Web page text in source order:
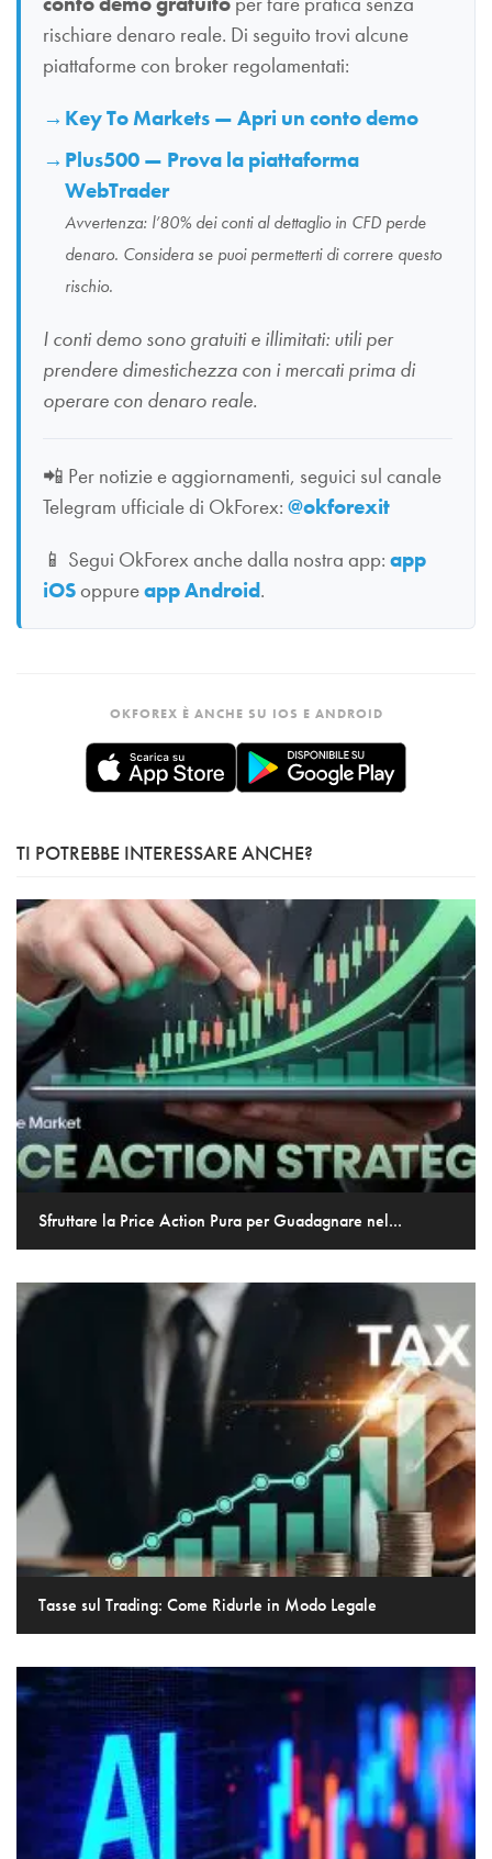
rischiare denaro reale. Di seguito trovi alcune
piattaforme con broker regolamentati:
Key To Markets — Apri un conto demo
Plus500 — Prova la piattaforma
WebTrader
Avvertenza: l’80% dei conti al dettaglio in CFD perde
denaro. Considera se puoi permetterti di correre questo
rischio.
I conti demo sono gratuiti e illimitati: utili per
prendere dimestichezza con i mercati prima di
operare con denaro reale.
📲 Per notizie e aggiornamenti, seguici sul canale
Telegram ufficiale di OkForex: @okforexit
📱 Segui OkForex anche dalla nostra app: app
iOSoppureapp Android.
OKFOREX È ANCHE SU IOS E ANDROID
TI POTREBBE INTERESSARE ANCHE?
Sfruttare la Price Action Pura per Guadagnare nel...
Tasse sul Trading: Come Ridurle in Modo Legale